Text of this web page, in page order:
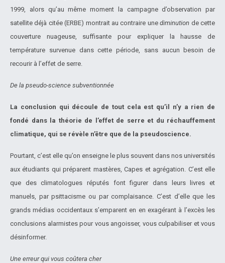
1999, alors qu’au même moment la campagne d’observation par
satellite déjà citée (ERBE) montrait au contraire unediminution de cette
couverture nuageuse, suffisante pour expliquer la hausse de
température survenue dans cette période, sans aucun besoin de
recourir à l’effet de serre.
De la pseudo-science subventionnée
La conclusion qui découle de tout cela est qu’il n’y a rien de
fondé dans la théorie de l’effet de serre et du réchauffement
climatique, qui se révèle n’être que de la pseudoscience.
Pourtant, c’est elle qu’on enseigne le plus souvent dans nos universités
aux étudiants qui préparent mastères, Capes et agrégation. C’est elle
que des climatologues réputés font figurer dans leurs livres et
manuels, par psittacisme ou par complaisance. C’est d’elle que les
grands médias occidentaux s’emparent en en exagérant à l’excès les
conclusions alarmistes pour vous angoisser, vous culpabiliser et vous
désinformer.
Une erreur qui vous coûtera cher